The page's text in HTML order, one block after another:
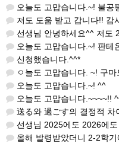
오늘도 고맙습니다.~! 불공
저도 도움 받고 갑니다!! 감
선생님 안녕하세요^^ 저도 2학기에 2015 관광일
오늘도 고맙습니다.~! 판테온신
신청했습니다.^^*
ㅇ늘도 고맙습니다. ~! 구마모토에 ㄱㅇ도
오늘도 고맙습니다.~! ^^
오늘도 고맙습니다.~~~~!!
送る와 過ごす의 결정적 차이는 "결합하는 시간
선생님 2025에도 2026에
올해 발령받았더니 2-2학기에 심화일본어 다락원 교